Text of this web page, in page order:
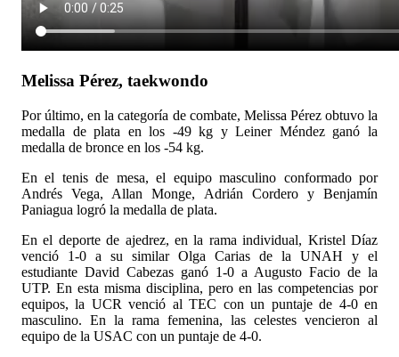
Melissa Pérez, taekwondo
Por último, en la categoría de combate, Melissa Pérez obtuvo la
medalla de plata en los -49 kg y Leiner Méndez ganó la
medalla de bronce en los -54 kg.
En el tenis de mesa, el equipo masculino conformado por
Andrés Vega, Allan Monge, Adrián Cordero y Benjamín
Paniagua logró la medalla de plata.
En el deporte de ajedrez, en la rama individual, Kristel Díaz
venció 1-0 a su similar Olga Carias de la UNAH y el
estudiante David Cabezas ganó 1-0 a Augusto Facio de la
UTP. En esta misma disciplina, pero en las competencias por
equipos, la UCR venció al TEC con un puntaje de 4-0 en
masculino. En la rama femenina, las celestes vencieron al
equipo de la USAC con un puntaje de 4-0.